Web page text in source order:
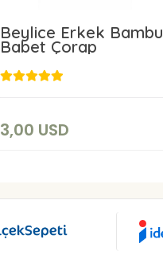
Beylice Erkek Bambu
Babet Çorap
3,00 USD
3,00 USD